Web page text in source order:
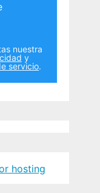
nuestra
y
servicio.